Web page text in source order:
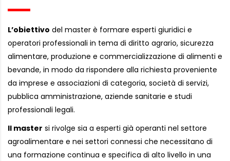
L’obiettivo del master è formare esperti giuridici e
operatori professionali in tema di diritto agrario, sicurezza
alimentare, produzione e commercializzazione di alimenti e
bevande, in modo da rispondere alla richiesta proveniente
da imprese e associazioni di categoria, società di servizi,
pubblica amministrazione, aziende sanitarie e studi
professionali legali.
Il master si rivolge sia a esperti già operanti nel settore
agroalimentare e nei settori connessi che necessitano di
una formazione continua e specifica di alto livello in una